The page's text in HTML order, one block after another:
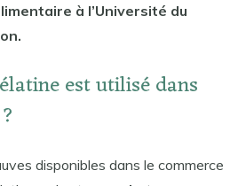
à l’Université du
est utilisé dans
disponibles dans le commerce